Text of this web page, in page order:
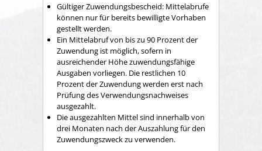
Gültiger Zuwendungsbescheid: Mittelabrufe
können nur für bereits bewilligte Vorhaben
gestellt werden.
Ein Mittelabruf von bis zu 90 Prozent der
Zuwendung ist möglich, sofern in
ausreichender Höhe zuwendungsfähige
Ausgaben vorliegen. Die restlichen 10
Prozent der Zuwendung werden erst nach
Prüfung des Verwendungsnachweises
ausgezahlt.
Die ausgezahlten Mittel sind innerhalb von
drei Monaten nach der Auszahlung für den
Zuwendungszweck zu verwenden.